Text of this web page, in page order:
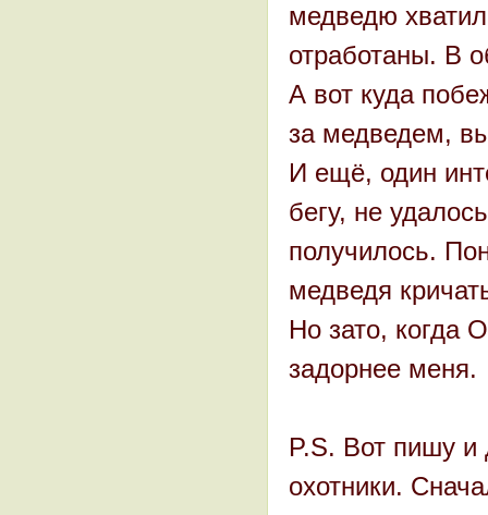
медведю
отработаны. В
А вот куда
за медведем,
И ещё, один
бегу, не
получилось.
медведя
Но зато, когда
задорнее меня.
P.S. Вот пишу
охотники.